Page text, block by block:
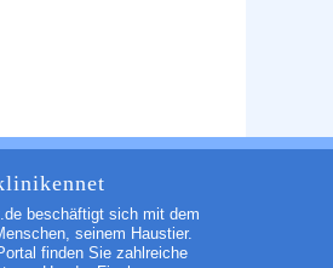
beschäftigt sich mit dem
seinem Haustier.
finden Sie zahlreiche